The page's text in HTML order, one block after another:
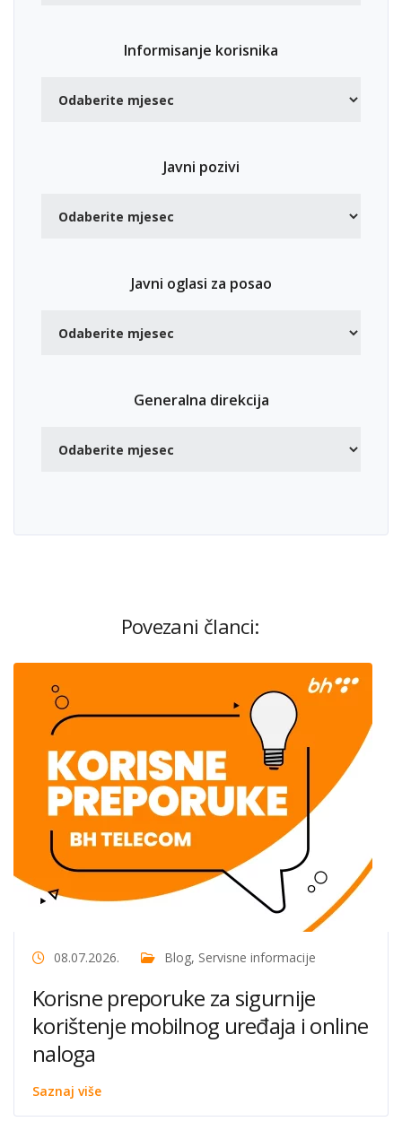
Informisanje korisnika
Javni pozivi
Javni oglasi za posao
Generalna direkcija
Povezani članci:
08.07.2026. Blog, Servisne informacije
Korisne preporuke za sigurnije
korištenje mobilnog uređaja i online
naloga
Saznaj više